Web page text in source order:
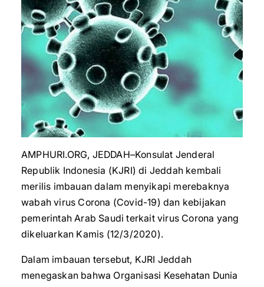
AMPHURI.ORG, JEDDAH–Konsulat Jenderal
Republik Indonesia (KJRI) di Jeddah kembali
merilis imbauan dalam menyikapi merebaknya
wabah virus Corona (Covid-19) dan kebijakan
pemerintah Arab Saudi terkait virus Corona yang
dikeluarkan Kamis (12/3/2020).
Dalam imbauan tersebut, KJRI Jeddah
menegaskan bahwa Organisasi Kesehatan Dunia